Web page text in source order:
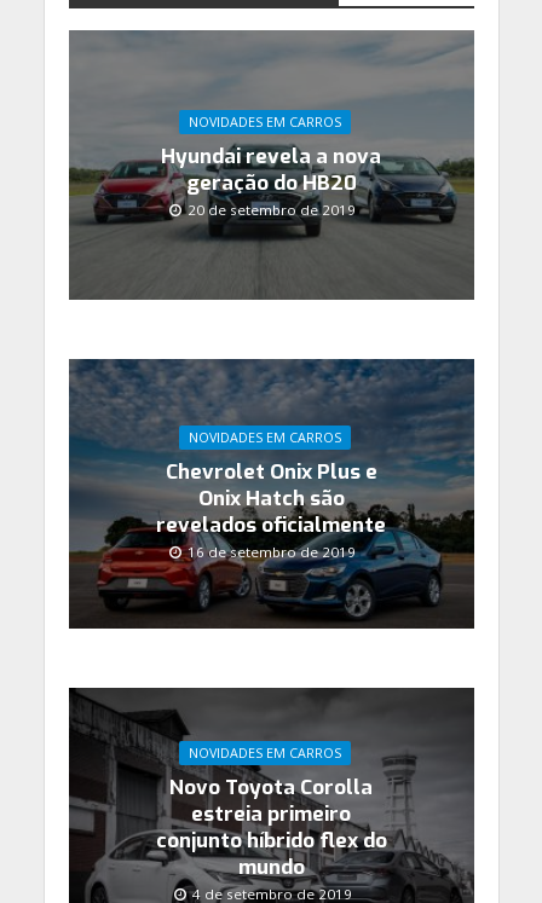
NOVIDADES EM CARROS
Hyundai revela a nova
geração do HB20
20 de setembro de 2019
NOVIDADES EM CARROS
Chevrolet Onix Plus e
Onix Hatch são
revelados oficialmente
16 de setembro de 2019
NOVIDADES EM CARROS
Novo Toyota Corolla
estreia primeiro
conjunto híbrido flex do
mundo
4 de setembro de 2019